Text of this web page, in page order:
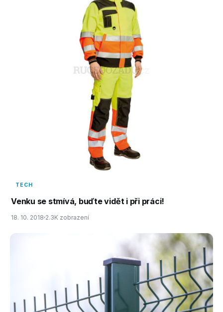
TECH
Venku se stmívá, buďte vidět i při práci!
18. 10. 2018 2.3K zobrazení